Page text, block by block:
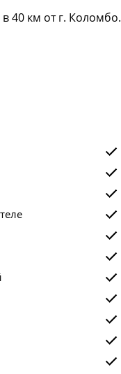
40 км от г. Коломбо.